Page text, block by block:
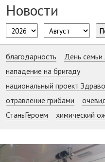
Новости
благодарность День семьи
нападение на бригаду
национальный проект
отравление грибами
СтаньГероем
химический